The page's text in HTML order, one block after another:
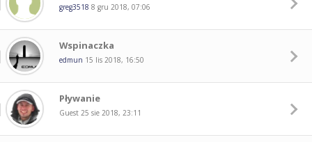
greg3518 8 gru 2018, 07:06
Wspinaczka
edmun 15 lis 2018, 16:50
Pływanie
Guest 25 sie 2018, 23:11